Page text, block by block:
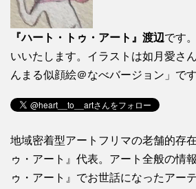
『ハート・トゥ・アート』渡辺です
いいたします。イラストは如月愛さ
んまる似顔絵＠なべバージョン」です
地域密着型アートフリマの老舗的存
ゥ・アート』代表。アート全般の情
ゥ・アート』でお世話になったアー